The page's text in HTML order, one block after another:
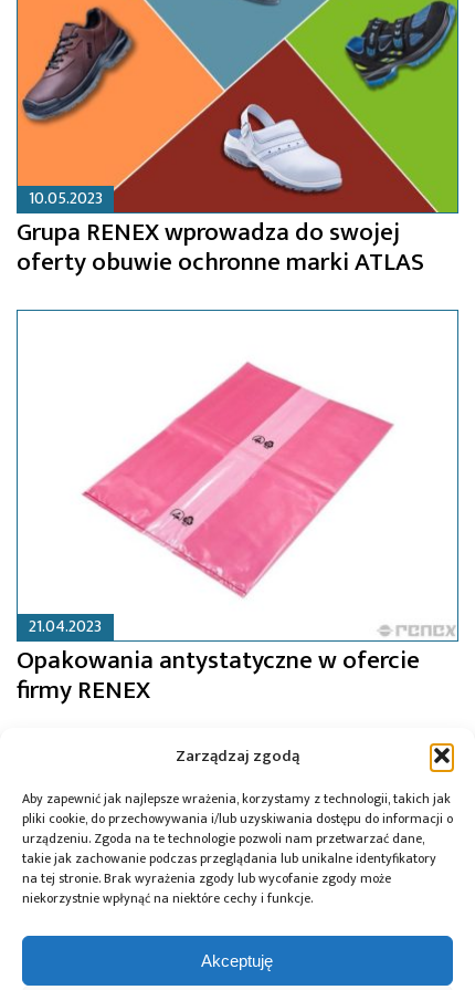
Zarządzaj zgodą
Aby zapewnić jak najlepsze wrażenia, korzystamy z technologii, takich jak
pliki cookie, do przechowywania i/lub uzyskiwania dostępu do informacji o
urządzeniu. Zgoda na te technologie pozwoli nam przetwarzać dane,
takie jak zachowanie podczas przeglądania lub unikalne identyfikatory
na tej stronie. Brak wyrażenia zgody lub wycofanie zgody może
niekorzystnie wpłynąć na niektóre cechy i funkcje.
Akceptuję
10.05.2023
Grupa RENEX wprowadza do swojej
oferty obuwie ochronne marki ATLAS
21.04.2023
Opakowania antystatyczne w ofercie
firmy RENEX